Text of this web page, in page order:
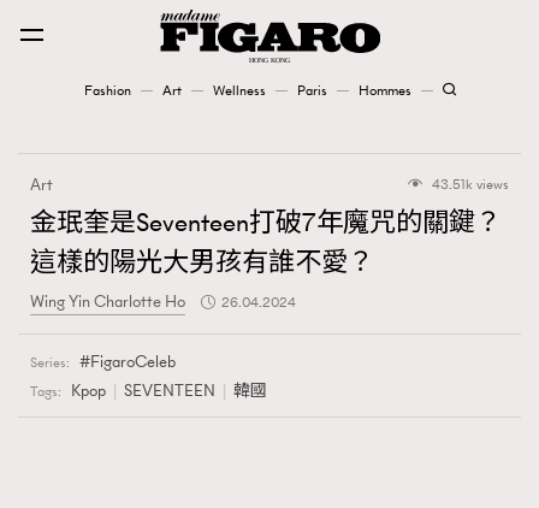
Fashion Art Wellness Paris Hommes
Art
Wellness
Paris
Karena Lam is On Our Cover
Art 43.51k views
金珉奎是Seventeen打破7年魔咒的關鍵？
這樣的陽光大男孩有誰不愛？
Wing Yin Charlotte Ho 26.04.2024
Series: FigaroCeleb
Tags: Kpop SEVENTEEN 韓國